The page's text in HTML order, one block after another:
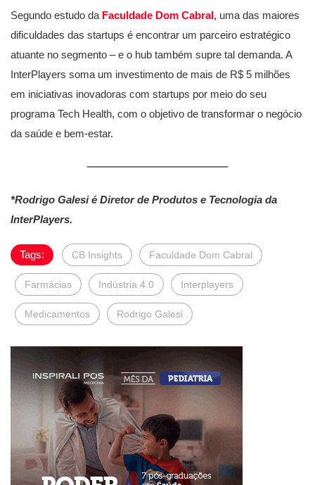
Segundo estudo da Faculdade Dom Cabral, uma das maiores
dificuldades das startups é encontrar um parceiro estratégico
atuante no segmento – e o hub também supre tal demanda. A
InterPlayers soma um investimento de mais de R$ 5 milhões
em iniciativas inovadoras com startups por meio do seu
programa Tech Health, com o objetivo de transformar o negócio
da saúde e bem-estar.
*Rodrigo Galesi é Diretor de Produtos e Tecnologia da
InterPlayers.
Tags: CB Insights Faculdade Dom Cabral
Farmácias Indústria 4.0 Interplayers
Medicamentos Rodrigo Galesi